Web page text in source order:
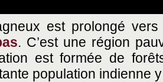
est prolongé
. C’est une région
est formée de
population indienne